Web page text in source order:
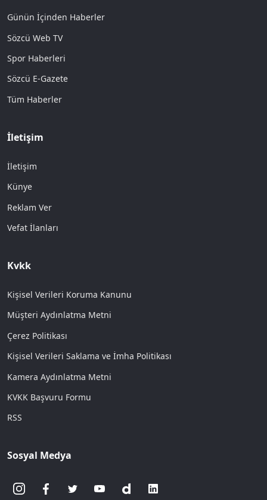
Günün İçinden Haberler
Sözcü Web TV
Spor Haberleri
Sözcü E-Gazete
Tüm Haberler
İletişim
İletişim
Künye
Reklam Ver
Vefat İlanları
Kvkk
Kişisel Verileri Koruma Kanunu
Müşteri Aydınlatma Metni
Çerez Politikası
Kişisel Verileri Saklama ve İmha Politikası
Kamera Aydınlatma Metni
KVKK Başvuru Formu
RSS
Sosyal Medya